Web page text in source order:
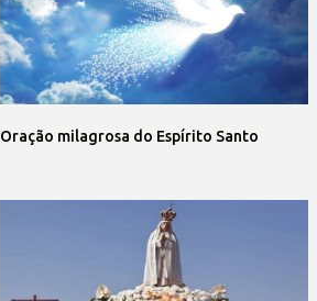
Oração milagrosa do Espírito Santo